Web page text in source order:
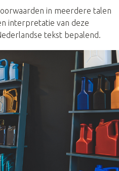
in meerdere talen
interpretatie van deze
tekst bepalend.